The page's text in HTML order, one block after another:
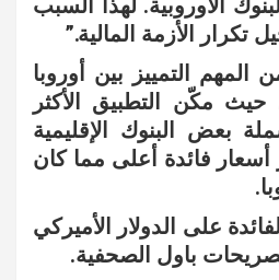
الأوروبية. لهذا السبب
تكرار الأزمة المالية.”
التمييز بين أوروبا
حيث مكّن التطبيق الأكثر
بعض البنوك الإقليمية
فائدة أعلى مما كان
على الدولار الأميركي
باول الصحفية.